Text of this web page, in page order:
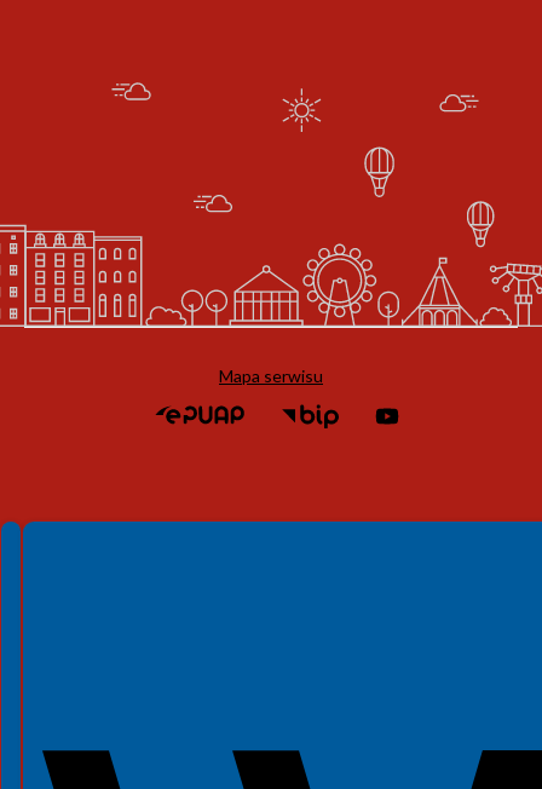
Mapa serwisu
Spełniamy standardy WCAG 2.2
Spełniamy standardy W3C